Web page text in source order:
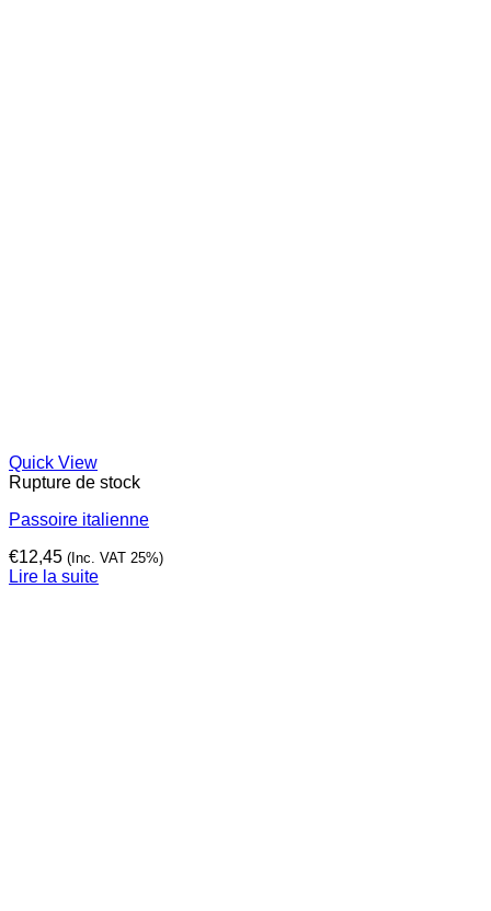
Quick View
Rupture de stock
Passoire italienne
€12,45 (Inc. VAT 25%)
Lire la suite